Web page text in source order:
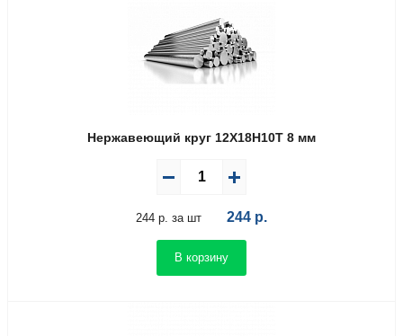
Нержавеющий круг 12Х18Н10Т 8 мм
244 р. за шт 244 р.
В корзину